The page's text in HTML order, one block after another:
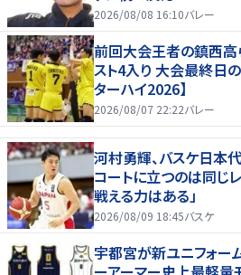
2026/08/08 16:10バレー
前回大会王者の鎮西高
スト4入り 大会最終日
ターハイ2026】
2026/08/07 22:22バレー
河村勇輝、バスケ日本
コートに立つのは同じ
戦える力はある」
2026/08/09 18:45バスケ
宇都宮が新ユニフォー